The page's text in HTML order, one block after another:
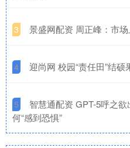
3 景盛网配资 周正峰：市
4 迎尚网 校园“责任田”结
5
智慧通配资 GPT-5呼之
何“感到恐惧”